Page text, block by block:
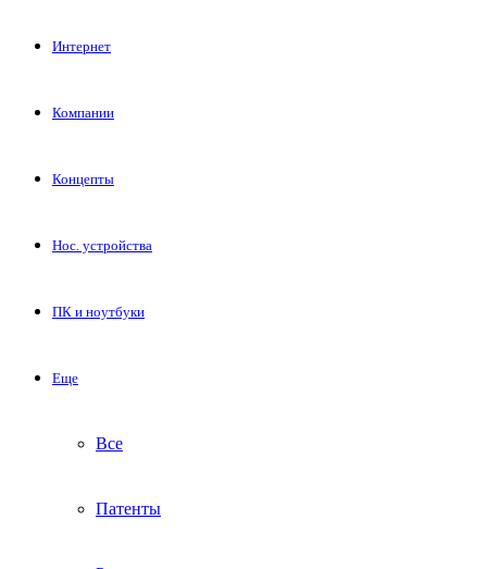
Интернет
Компании
Концепты
Нос. устройства
ПК и ноутбуки
Еще
Все
Патенты